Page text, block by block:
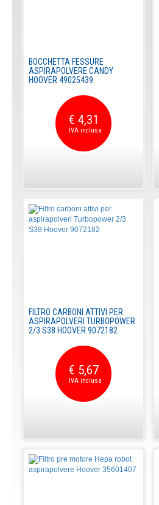
BOCCHETTA FESSURE
ASPIRAPOLVERE CANDY
HOOVER 49025439
€ 4,31
FILTRO CARBONI ATTIVI PER
ASPIRAPOLVERI TURBOPOWER
2/3 S38 HOOVER 9072182
€ 5,67